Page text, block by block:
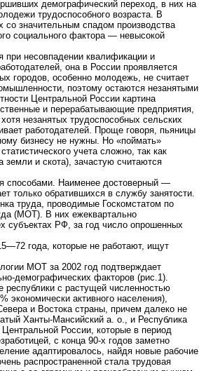
демографический переход, в них на
трудоспособного возраста. В
значительным спадом производства
социального фактора — невысокой
при несовпадении квалификации и
она в России проявляется
городов, особенно молодежь, не считает
поэтому остаются незанятыми
Центральной России картина
и перерабатывающие предприятия,
незанятых трудоспособных сельских
работодателей. Проще говоря, пьяницы
бизнесу не нужны. Но «поймать»
учета сложно, так как
и скота), зачастую считаются
способами. Наименее достоверный —
только обратившихся в службу занятости.
труда, проводимые Госкомстатом по
(МОТ). В них ежеквартально
субъектах РФ, за год число опрошенных
года, которые не работают, ищут
МОТ за 2002 год подтверждает
демографических факторов (рис.1).
республики с растущей численностью
активного населения),
и Востока страны, причем далеко не
Ханты-Мансийский а. о., и Республика
России, которые в период
с конца 90-х годов заметно
адаптировалось, найдя новые рабочие
распространенной стала трудовая